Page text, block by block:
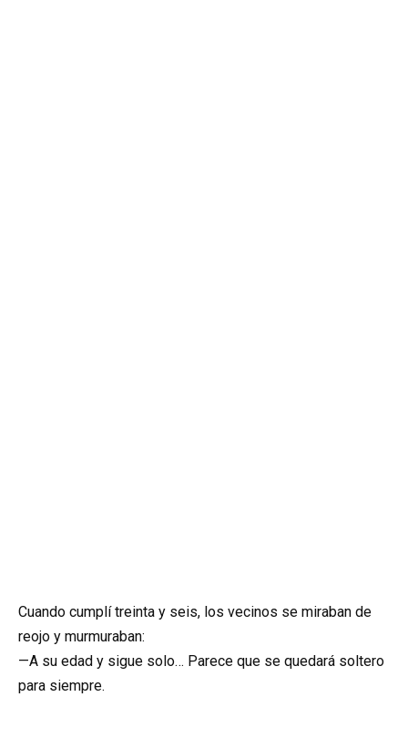
Cuando cumplí treinta y seis, los vecinos se miraban de
reojo y murmuraban:
—A su edad y sigue solo… Parece que se quedará soltero
para siempre.